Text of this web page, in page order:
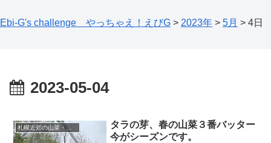
Ebi-G's challenge やっちゃえ！えびG > 2023年 > 5月 > 4日
2023-05-04
札幌近郊の山菜・きのこ採り
タラの芽、春の山菜３番バッター
今がシーズンです。